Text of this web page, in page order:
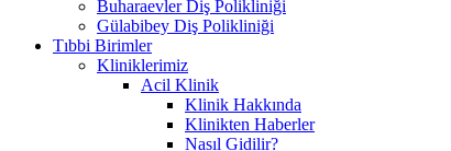
Buharaevler Diş Polikliniği
Gülabibey Diş Polikliniği
Tıbbi Birimler
Kliniklerimiz
Acil Klinik
Klinik Hakkında
Klinikten Haberler
Nasıl Gidilir?